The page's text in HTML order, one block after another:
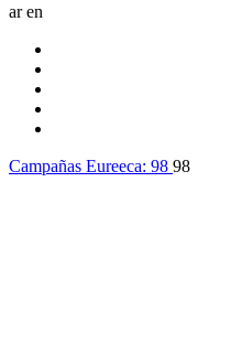
ar en
Campañas Eureeca: 98 98